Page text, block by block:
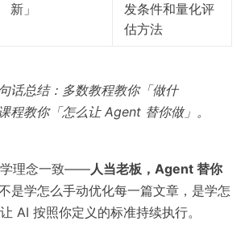
新」
发条件和量化评
估方法
话总结：多数教程教你「做什
程教你「怎么让 Agent 替你做」。
学理念一致——人当老板，Agent 替你
是学怎么手动优化每一篇文章，是学怎
AI 按照你定义的标准持续执行。